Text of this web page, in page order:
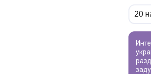
Интересуют товары для творчества? Наш каталог предлагает широкий ассортимент - от бусин для создания уникальных